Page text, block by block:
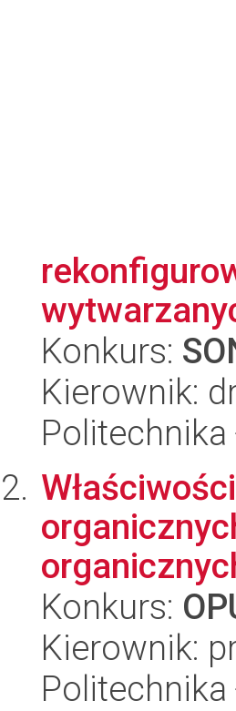
Konkurs:
Kierownik:
Politechnika
Konkurs:
Kierownik:
Politechnika